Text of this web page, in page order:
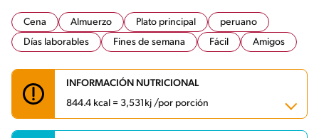
Cena Almuerzo Plato principal
peruano
Días laborables
Fines de semana Fácil Amigos
INFORMACIÓN NUTRICIONAL
844.4 kcal = 3,531kj /por porción